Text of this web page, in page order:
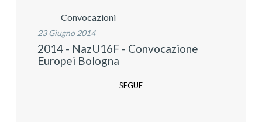
Convocazioni
23 Giugno 2014
2014 - NazU16F - Convocazione
Europei Bologna
SEGUE